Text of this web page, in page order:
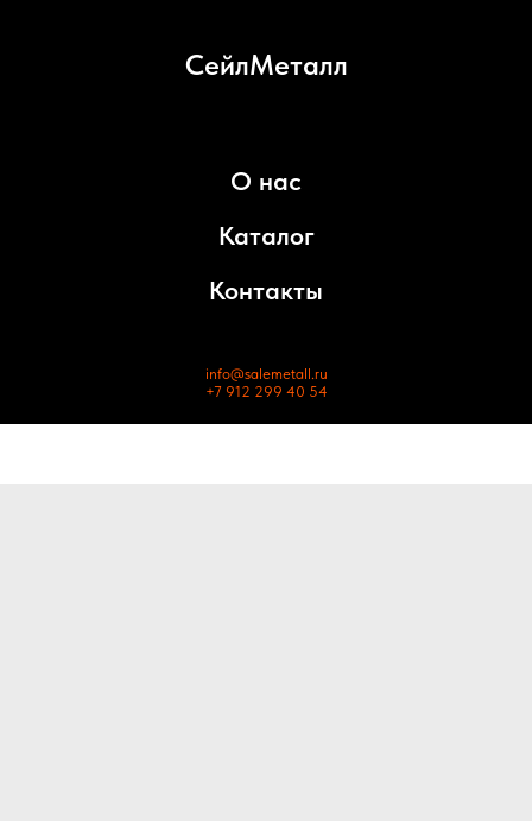
СейлМеталл
О нас
Каталог
Контакты
info@salemetall.ru
+7 912 299 40 54